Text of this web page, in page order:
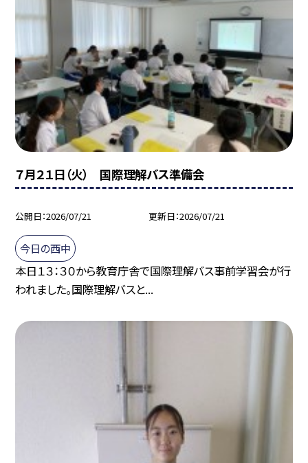
７月２１日（火） 国際理解バス準備会
公開日 2026/07/21 更新日 2026/07/21
今日の西中
本日１３：３０から教育庁舎で国際理解バス事前学習会が行
われました。国際理解バスと...